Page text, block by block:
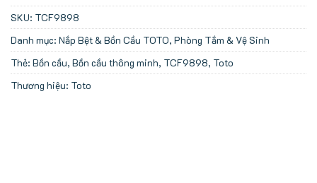
SKU: TCF9898
Danh mục: Nắp Bệt & Bồn Cầu TOTO, Phòng Tắm & Vệ Sinh
Thẻ: Bồn cầu, Bồn cầu thông minh, TCF9898, Toto
Thương hiệu: Toto